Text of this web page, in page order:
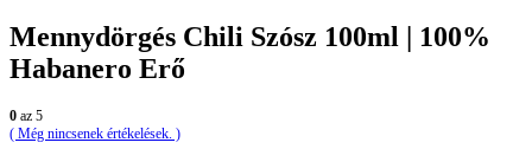
Mennydörgés Chili Szósz 100ml | 100%
Habanero Erő
0 az 5
( Még nincsenek értékelések. )